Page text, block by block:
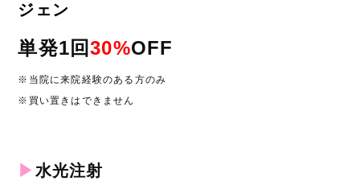
ジェン
単発1回30%OFF
※当院に来院経験のある方のみ
※買い置きはできません
▶︎ 水光注射